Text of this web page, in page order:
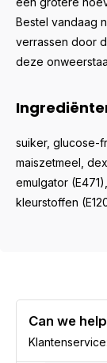
Bestel vandaag
verrassen door
deze
suiker, glucose-
maiszetmeel,
emulgator
kleurstoffen
Can we
Klantenservice: